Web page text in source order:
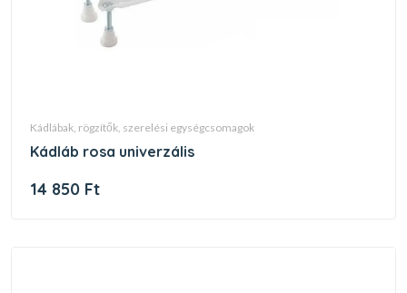
kádlábak, rögzítők, szerelési egységcsomagok
kádláb rosa univerzális
14 850 Ft